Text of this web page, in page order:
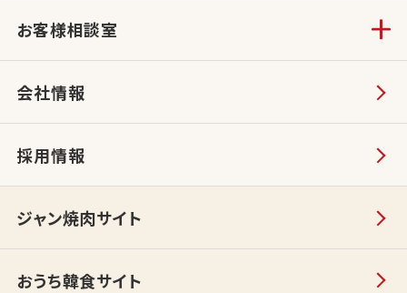
お客様相談室
会社情報
採用情報
ジャン焼肉サイト
おうち韓食サイト